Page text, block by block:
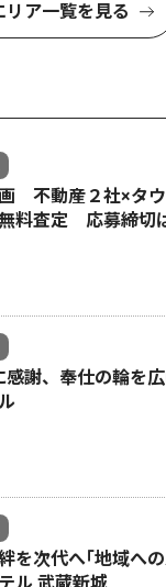
リア一覧を見る
不動産２社×タ
料査定 応募締切
感謝、奉仕の輪を
を次代へ｢地域へ